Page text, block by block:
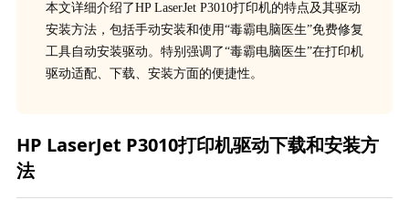
本文详细介绍了HP LaserJet P3010打印机的特点及其驱动
安装方法，包括手动安装和使用“毒霸电脑医生”免费修复
工具自动安装驱动。特别强调了“毒霸电脑医生”在打印机
驱动适配、下载、安装方面的便捷性。
HP LaserJet P3010打印机驱动下载和安装方
法